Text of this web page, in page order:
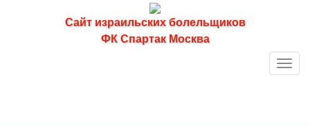
Сайт израильских болельщиков
ФК Спартак Москва